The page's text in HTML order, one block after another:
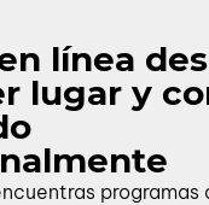
línea
lugar y
programas